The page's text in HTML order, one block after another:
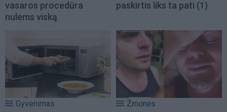
vasaros procedūra
nulems viską
paskirtis liks ta pati (1)
Gyvenimas Žmonės